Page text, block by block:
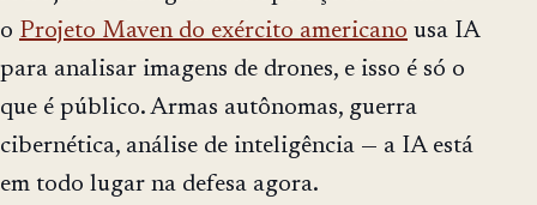
o Projeto Maven do exército americano usa IA
para analisar imagens de drones, e isso é só o
que é público. Armas autônomas, guerra
cibernética, análise de inteligência — a IA está
em todo lugar na defesa agora.